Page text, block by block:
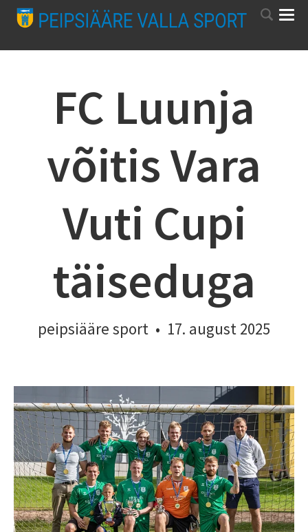
FC Luunja
võitis Vara
Vuti Cupi
täiseduga
peipsiääre sport • 17. august 2025